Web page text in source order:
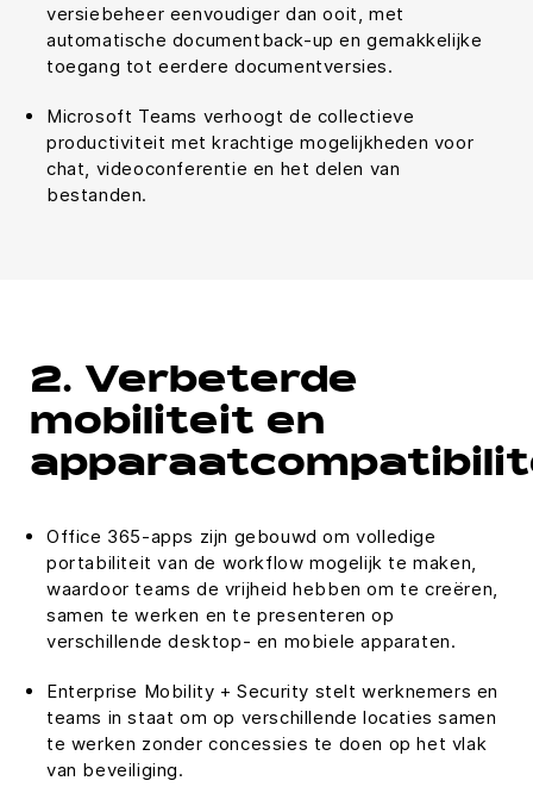
versiebeheer eenvoudiger dan ooit, met
automatische documentback-up en gemakkelijke
toegang tot eerdere documentversies.
Microsoft Teams verhoogt de collectieve
productiviteit met krachtige mogelijkheden voor
chat, videoconferentie en het delen van
bestanden.
2. Verbeterde
mobiliteit en
Office 365-apps zijn gebouwd om volledige
portabiliteit van de workflow mogelijk te maken,
waardoor teams de vrijheid hebben om te creëren,
samen te werken en te presenteren op
verschillende desktop- en mobiele apparaten.
Enterprise Mobility + Security stelt werknemers en
teams in staat om op verschillende locaties samen
te werken zonder concessies te doen op het vlak
van beveiliging.